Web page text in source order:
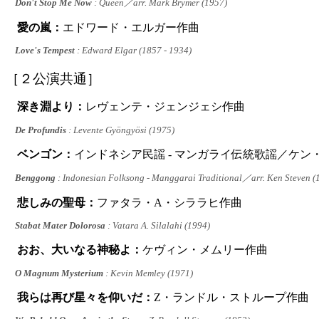
Don't Stop Me Now : Queen／arr. Mark Brymer (1957)
愛の嵐： エドワード・エルガー作曲
Love's Tempest : Edward Elgar (1857 - 1934)
［２公演共通］
深き淵より： レヴェンテ・ジェンジェシ作曲
De Profundis : Levente Gyöngyösi (1975)
ベンゴン： インドネシア民謡 - マンガライ伝統歌謡／ケン
Benggong : Indonesian Folksong - Manggarai Traditional／arr. Ken Steven
悲しみの聖母： ファタラ・A・シララヒ作曲
Stabat Mater Dolorosa : Vatara A. Silalahi (1994)
おお、大いなる神秘よ： ケヴィン・メムリー作曲
O Magnum Mysterium : Kevin Memley (1971)
我らは再び星々を仰いだ： Z・ランドル・ストループ作曲